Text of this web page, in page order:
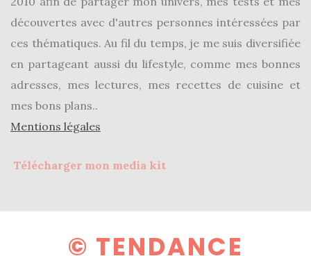
Lifestyle
(154)
Bonnes
adresses/Evénements
(43)
de
découvertes avec d'autres personnes intéressées par
ces thématiques. Au fil du temps, je me suis diversifiée
en partageant aussi du lifestyle, comme mes bonnes
adresses, mes lectures, mes recettes de cuisine et
mes bons plans..
Mentions légales
Télécharger mon media kit
© TENDANCE